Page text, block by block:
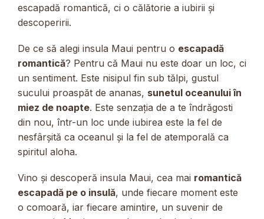
escapadă romantică, ci o călătorie a iubirii și
descoperirii.
De ce să alegi insula Maui pentru o escapadă
romantică? Pentru că Maui nu este doar un loc, ci
un sentiment. Este nisipul fin sub tălpi, gustul
sucului proaspăt de ananas, sunetul oceanului în
miez de noapte. Este senzația de a te îndrăgosti
din nou, într-un loc unde iubirea este la fel de
nesfârșită ca oceanul și la fel de atemporală ca
spiritul aloha.
Vino și descoperă insula Maui, cea mai romantică
escapadă pe o insulă, unde fiecare moment este
o comoară, iar fiecare amintire, un suvenir de